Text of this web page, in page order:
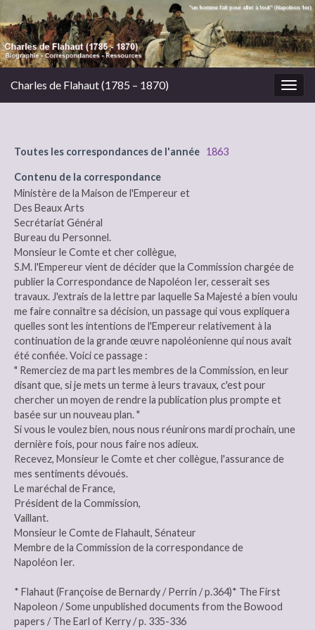
Charles de Flahaut (1785 – 1870)
Toutes les correspondances de l'année 1863
Contenu de la correspondance
Ministère de la Maison de l'Empereur et
Des Beaux Arts
Secrétariat Général
Bureau du Personnel.
Monsieur le Comte et cher collègue,
S.M. l'Empereur vient de décider que la Commission chargée de
publier la Correspondance de Napoléon Ier, cesserait ses
travaux. J'extrais de la lettre par laquelle Sa Majesté a bien voulu
me faire connaître sa décision, un passage qui vous expliquera
quelles sont les intentions de l'Empereur relativement à la
continuation de la grande œuvre napoléonienne qui nous avait
été confiée. Voici ce passage :
" Remerciez de ma part les membres de la Commission, en leur
disant que, si je mets un terme à leurs travaux, c'est pour
chercher un moyen de rendre la publication plus prompte et
basée sur un nouveau plan. "
Si vous le voulez bien, nous nous réunirons mardi prochain, une
dernière fois, pour nous faire nos adieux.
Recevez, Monsieur le Comte et cher collègue, l'assurance de
mes sentiments dévoués.
Le maréchal de France,
Président de la Commission,
Vaillant.
Monsieur le Comte de Flahault, Sénateur
Membre de la Commission de la correspondance de
Napoléon Ier.
* Flahaut (Françoise de Bernardy / Perrin / p.364)* The First
Napoleon / Some unpublished documents from the Bowood
papers / The Earl of Kerry / p. 335-336